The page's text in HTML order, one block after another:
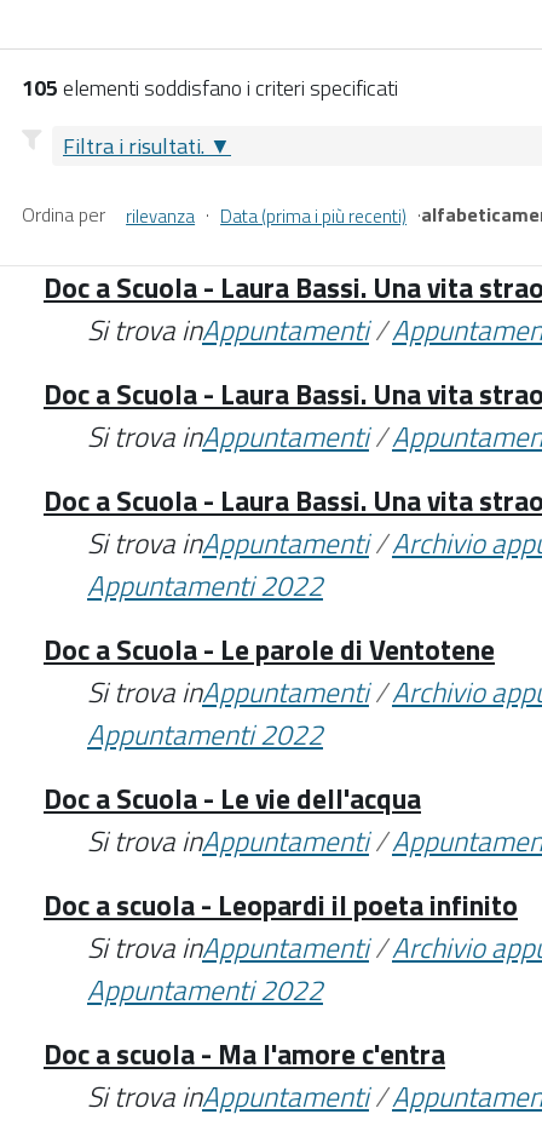
105elementi soddisfano i criteri specificati
Filtra i risultati.
Ordina per rilevanza · Data (prima i più recenti) ·
Doc a Scuola - Laura Bassi. Una vita
Si trova inAppuntamenti/
Doc a Scuola - Laura Bassi. Una vita
Si trova inAppuntamenti/
Doc a Scuola - Laura Bassi. Una vita
Si trova inAppuntamenti/Archivio
Appuntamenti 2022
Doc a Scuola - Le parole di Ventotene
Si trova inAppuntamenti/Archivio
Appuntamenti 2022
Doc a Scuola - Le vie dell'acqua
Si trova inAppuntamenti/
Doc a scuola - Leopardi il poeta infinito
Si trova inAppuntamenti/Archivio
Appuntamenti 2022
Doc a scuola - Ma l'amore c'entra
Si trova inAppuntamenti/